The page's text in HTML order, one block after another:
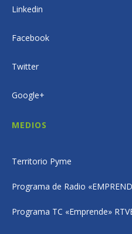
Linkedin
Facebook
Twitter
Google+
MEDIOS
Territorio Pyme
Programa de Radio
Programa TC «Emprende»